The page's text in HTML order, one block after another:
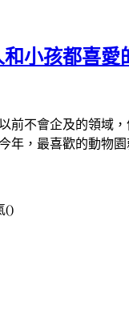
小孩都喜愛
前不會企及的領域
年，最喜歡的動物園
()